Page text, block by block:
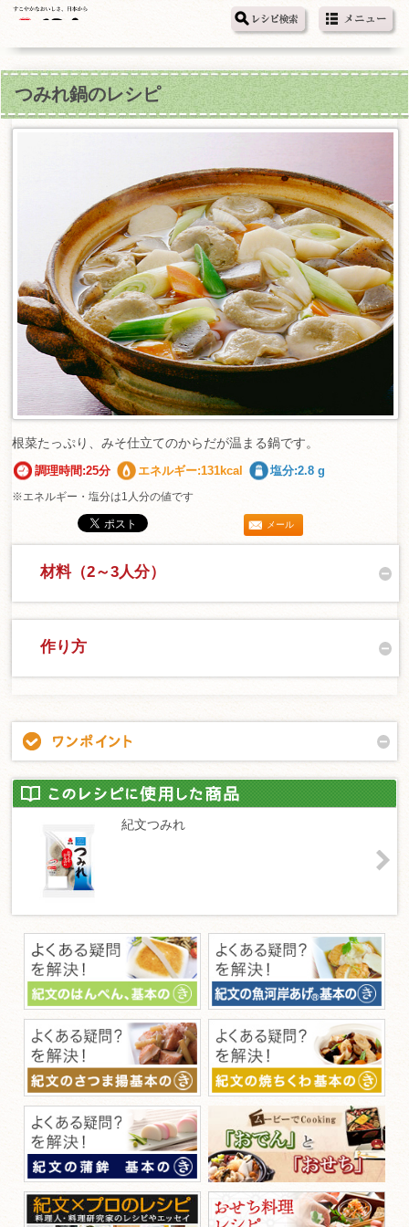
つみれ鍋のレシピ
根菜たっぷり、みそ仕立てのからだが温まる鍋です。
調理時間:25分 エネルギー:131kcal 塩分:2.8 g
※エネルギー・塩分は1人分の値です
メール
材料（2～3人分）
作り方
紀文つみれ